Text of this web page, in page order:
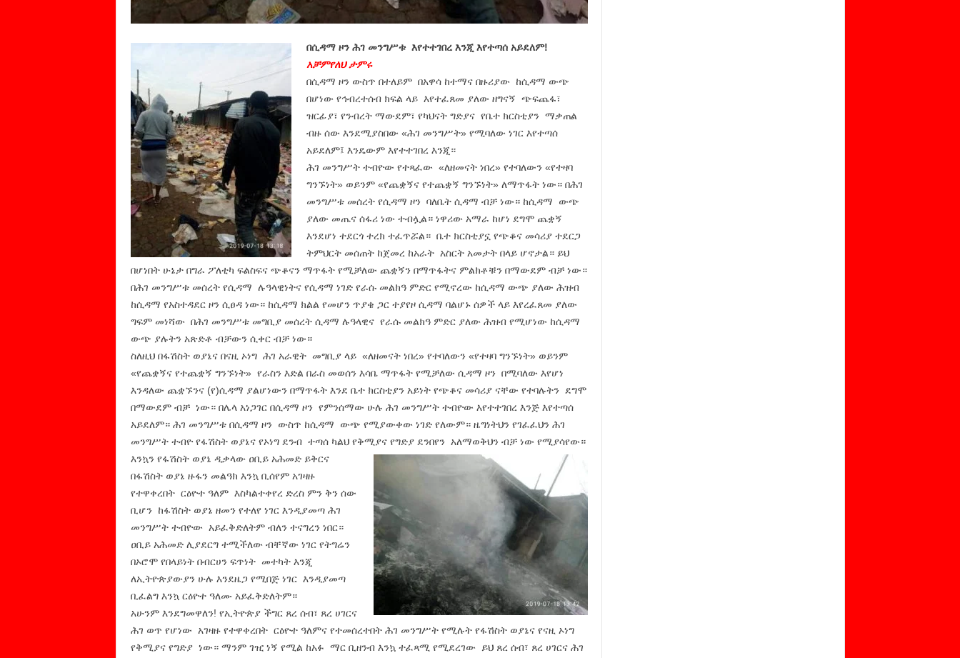
በሲዳማ ዞን ሕገ መንግሥቱ እየተተገበረ እንጂ እየተጣሰ አይደለም!
አቻምየለህ ታምሩ
በሲዳማ ዞን ውስጥ በተለይም በአዋሳ ከተማና በዙሪያው ከሲዳማ ውጭ
በሆነው የኅብረተሰብ ክፍል ላይ እየተፈጸመ ያለው ዘግናኝ ጭፍጨፋ፣
ዝርፊያ፣ የንብረት ማውደም፣ የካህናት ግድያና የቤተ ክርስቲያን ማቃጠል
ብዙ ሰው እንደሚያስበው «ሕገ መንግሥት» የሚባለው ነገር እየተጣሰ
አይደለም፤ እንዴውም እየተተገበረ እንጂ።
ሕገ መንግሥት ተብዮው የተጻፈው «ለዘመናት ነበረ» የተባለውን «የተዛባ
ግንኙነት» ወይንም «የጨቋኝና የተጨቋኝ ግንኙነት» ለማጥፋት ነው። በሕገ
መንግሥቱ መሰረት የሲዳማ ዞን ባለቤት ሲዳማ ብቻ ነው። ከሲዳማ ውጭ
ያለው መጤና ሰፋሪ ነው ተብሏል። ነዋሪው አማራ ከሆነ ደግሞ ጨቋኝ
እንደሆነ ተደርጎ ተረክ ተፈጥሯል። ቤተ ክርስቲያኗ የጭቆና መሳሪያ ተደርጋ
ትምህርት መሰጠት ከጀመረ ከአራት አስርት አመታት በላይ ሆኖታል። ይህ
በሆነበት ሁኔታ በግራ ፖለቲካ ፍልስፍና ጭቆናን ማጥፋት የሚቻለው ጨቋኝን በማጥፋትና ምልክቶቹን በማውደም ብቻ ነው።
በሕገ መንግሥቱ መሰረት የሲዳማ ሉዓላዊነትና የሲዳማ ነገድ የራሱ መልክዓ ምድር የሚኖረው ከሲዳማ ውጭ ያለው ሕዝብ
ከሲዳማ የአስተዳደር ዞን ሲፀዳ ነው። ከሲዳማ ክልል የመሆን ጥያቄ ጋር ተያየዞ ሲዳማ ባልሆኑ ሰዎች ላይ እየረፈጸመ ያለው
ግፍም መነሻው በሕገ መንግሥቱ መግቢያ መሰረት ሲዳማ ሉዓላዊና የራሱ መልክዓ ምድር ያለው ሕዝብ የሚሆነው ከሲዳማ
ውጭ ያሉትን አጽድቶ ብቻውን ሲቀር ብቻ ነው።
ስለዚህ በፋሽስት ወያኔና በናዚ ኦነግ ሕገ አራዊት መግቢያ ላይ «ለዘመናት ነበረ» የተባለውን «የተዛባ ግንኙነት» ወይንም
«የጨቋኝና የተጨቋኝ ግንኙነት» የራስን እድል በራስ መወሰን እሳቤ ማጥፋት የሚቻለው ሲዳማ ዞን በሚባለው እየሆነ
እንዳለው ጨቋኙንና (የ)ሲዳማ ያልሆነውን በማጥፋት እንደ ቤተ ክርስቲያን አይነት የጭቆና መሳሪያ ናቸው የተባሉትን ደግሞ
በማውደም ብቻ ነው። በሌላ አነጋገር በሲዳማ ዞን የምንሰማው ሁሉ ሕገ መንግሥት ተብዮው እየተተገበረ እንጅ እየተጣሰ
አይደለም። ሕገ መንግሥቱ በሲዳማ ዞን ውስጥ ከሲዳማ ውጭ የሚያውቀው ነገድ የለውም። ዜግነትህን የገፈፈህን ሕገ
መንግሥት ተብዮ የፋሽስት ወያኔና የኦነግ ደንብ ተጣሰ ካልህ የቅሚያና የግድያ ደንበየን አለማወቅህን ብቻ ነው የሚያሳየው።
እንኳን የፋሽስት ወያኔ ዲቃላው ዐቢይ አሕመድ ይቅርና
በፋሽስት ወያኔ ዙፋን መልዓክ እንኳ ቢሰየም አገዛዙ
የተዋቀረበት ርዕዮተ ዓለም እስካልተቀየረ ድረስ ምን ቅን ሰው
ቢሆን ከፋሽስት ወያኔ ዘመን የተለየ ነገር እንዲያመጣ ሕገ
መንግሥት ተብዮው አይፈቅድለትም ብለን ተናግረን ነበር።
ዐቢይ አሕመድ ሊያደርግ ተሚችለው ብቸኛው ነገር የትግሬን
በኦሮሞ የበላይነት በብርሀን ፍጥነት መተካት እንጂ
ለኢትዮጵያውያን ሁሉ እንደዜጋ የሚበጅ ነገር እንዲያመጣ
ቢፈልግ እንኳ ርዕዮተ ዓለሙ አይፈቅድለትም።
አሁንም እንደግመዋለን! የኢትዮጵያ ችግር ጸረ ሰብ፣ ጸረ ሀገርና
ሕገ ወጥ የሆነው አገዛዙ የተዋቀረበት ርዕዮተ ዓለምና የተመሰረተበት ሕገ መንግሥት የሚሉት የፋሽስት ወያኔና የናዚ ኦነግ
የቅሚያና የግድያ ነው። ማንም ገዢ ነኝ የሚል ከአፉ ማር ቢዘንብ እንኳ ተፈጻሚ የሚደረገው ይህ ጸረ ሰብ፣ ጸረ ሀገርና ሕገ